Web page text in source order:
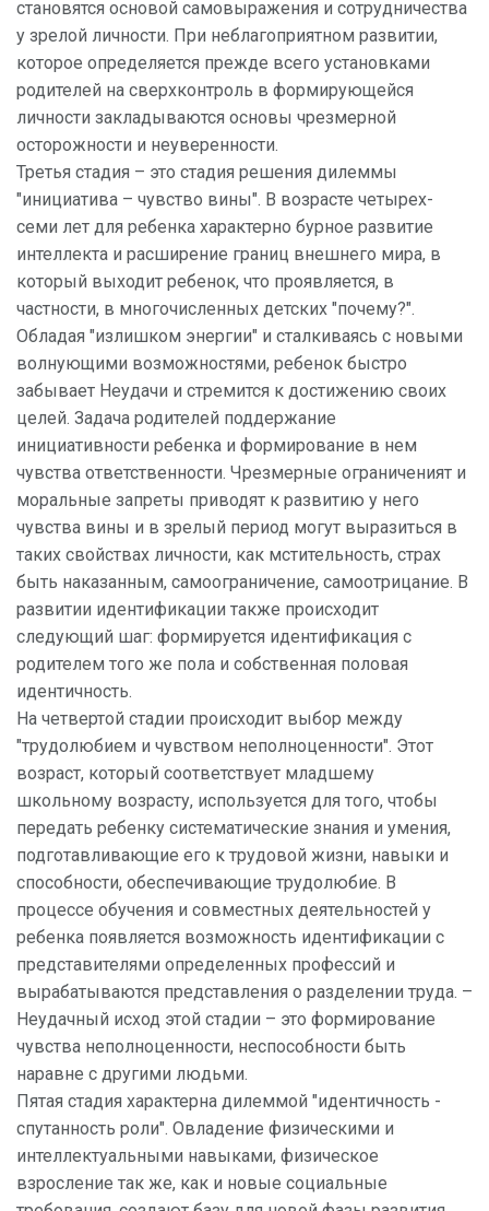
становятся основой самовыражения и сотрудничества
у зрелой личности. При неблагоприятном развитии,
которое определяется прежде всего установками
родителей на сверхконтроль в формирующейся
личности закладываются основы чрезмерной
осторожности и неуверенности.
Третья стадия – это стадия решения дилеммы
"инициатива – чувство вины". В возрасте четырех-
семи лет для ребенка характерно бурное развитие
интеллекта и расширение границ внешнего мира, в
который выходит ребенок, что проявляется, в
частности, в многочисленных детских "почему?".
Обладая "излишком энергии" и сталкиваясь с новыми
волнующими возможностями, ребенок быстро
забывает Неудачи и стремится к достижению своих
целей. Задача родителей поддержание
инициативности ребенка и формирование в нем
чувства ответственности. Чрезмерные ограниченият и
моральные запреты приводят к развитию у него
чувства вины и в зрелый период могут выразиться в
таких свойствах личности, как мстительность, страх
быть наказанным, самоограничение, самоотрицание. В
развитии идентификации также происходит
следующий шаг: формируется идентификация с
родителем того же пола и собственная половая
идентичность.
На четвертой стадии происходит выбор между
"трудолюбием и чувством неполноценности". Этот
возраст, который соответствует младшему
школьному возрасту, используется для того, чтобы
передать ребенку систематические знания и умения,
подготавливающие его к трудовой жизни, навыки и
способности, обеспечивающие трудолюбие. В
процессе обучения и совместных деятельностей у
ребенка появляется возможность идентификации с
представителями определенных профессий и
вырабатываются представления о разделении труда. –
Неудачный исход этой стадии – это формирование
чувства неполноценности, неспособности быть
наравне с другими людьми.
Пятая стадия характерна дилеммой "идентичность -
спутанность роли". Овладение физическими и
интеллектуальными навыками, физическое
взросление так же, как и новые социальные